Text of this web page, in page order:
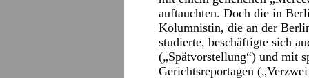
auftauchten. Doch die in
Kolumnistin, die an der
studierte, beschäftigte sich
(„Spätvorstellung“) und mit
Gerichtsreportagen